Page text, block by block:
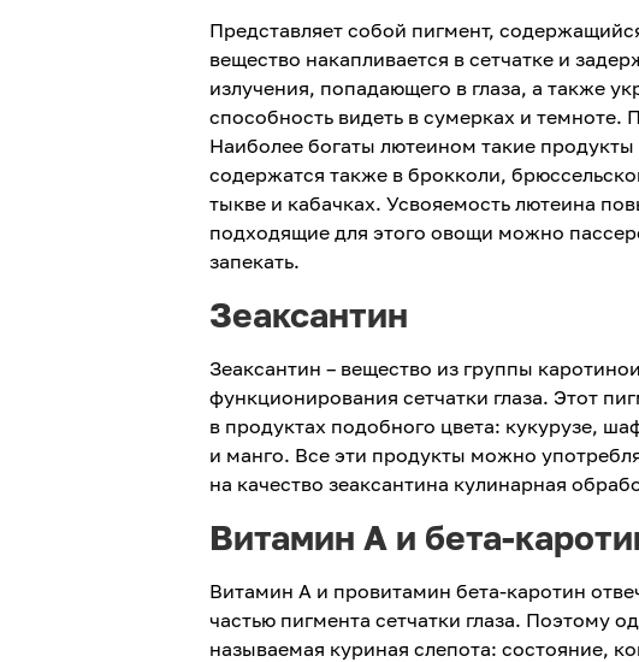
Представляет собой пигмент,
вещество накапливается в сетчатке и
излучения, попадающего в глаза, а также
способность видеть в сумерках и
Наиболее богаты лютеином такие
содержатся также в брокколи,
тыкве и кабачках. Усвояемость лютеина
подходящие для этого овощи можно
запекать.
Зеаксантин
Зеаксантин – вещество из группы
функционирования сетчатки глаза. Этот
в продуктах подобного цвета: кукурузе,
и манго. Все эти продукты можно
на качество зеаксантина кулинарная
Витамин А и бета-
Витамин А и провитамин бета-каротин
частью пигмента сетчатки глаза. Поэтому
называемая куриная слепота: состояние,